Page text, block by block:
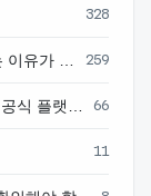
328
259
66
11